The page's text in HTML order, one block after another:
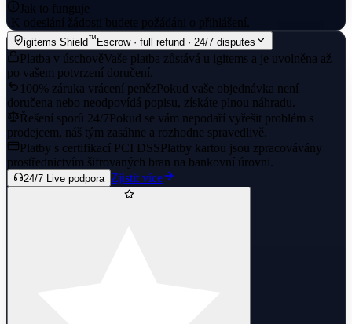
Jak to funguje
· K odeslání žádosti budete požádáni o přihlášení.
igitems Shield™ Escrow · full refund · 24/7 disputes
Platba v úschověVaše platba zůstává u igitems a je uvolněna až
po vašem potvrzení doručení.
100% záruka vrácení penězPokud vaše objednávka není
doručena nebo neodpovídá popisu, získáte plnou náhradu.
Řešení sporů 24/7Pokud se vám nepodaří vyřešit problém s
prodejcem, náš tým zasáhne a rozhodne spravedlivě.
Platby s certifikací PCI DSSPlatby kartou jsou zpracovávány
prostřednictvím šifrovaných bran na bankovní úrovni.
24/7 Live podpora Zjistit více